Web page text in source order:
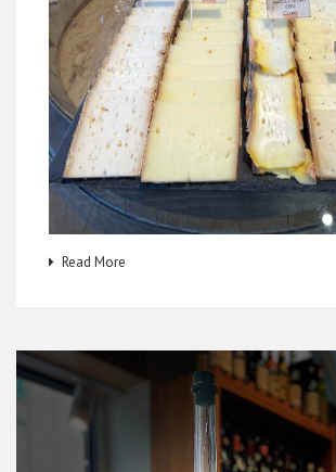
Read More